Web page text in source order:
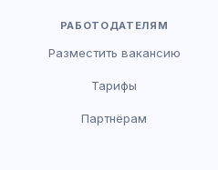
РАБОТОДАТЕЛЯМ
Разместить вакансию
Тарифы
Партнёрам